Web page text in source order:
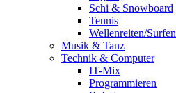
Schi & Snowboard
Tennis
Wellenreiten/Surfen
Musik & Tanz
Technik & Computer
IT-Mix
Programmieren